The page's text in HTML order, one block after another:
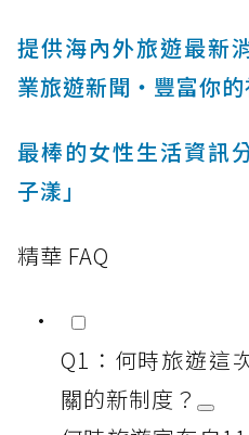
提供海內外旅遊最新
業旅遊新聞‧豐富你的
最棒的女性生活資訊
子漾」
精華 FAQ
Q1：何時旅遊這
關的新制度？